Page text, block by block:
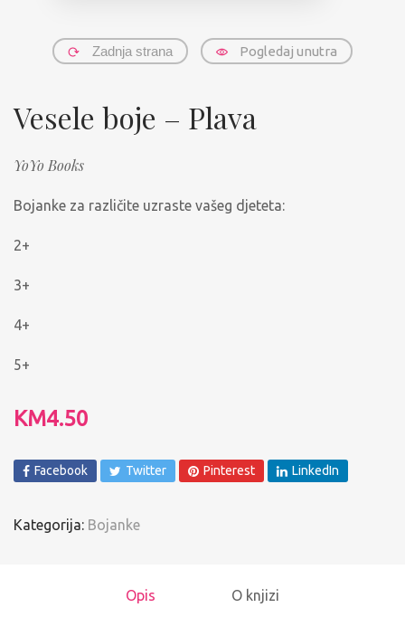
Zadnja strana Pogledaj unutra
Vesele boje – Plava
YoYo Books
Bojanke za različite uzraste vašeg djeteta:
2+
3+
4+
5+
KM4.50
Facebook Twitter Pinterest LinkedIn
Kategorija: Bojanke
Opis O knjizi